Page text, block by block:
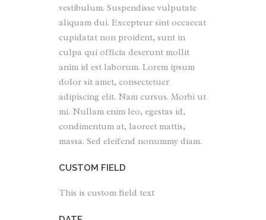
vestibulum. Suspendisse vulputate
aliquam dui. Excepteur sint occaecat
cupidatat non proident, sunt in
culpa qui officia deserunt mollit
anim id est laborum. Lorem ipsum
dolor sit amet, consectetuer
adipiscing elit. Nam cursus. Morbi ut
mi. Nullam enim leo, egestas id,
condimentum at, laoreet mattis,
massa. Sed eleifend nonummy diam.
CUSTOM FIELD
This is custom field text